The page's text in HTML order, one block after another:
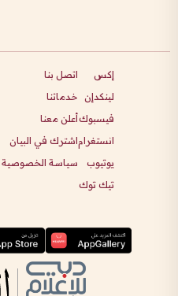
إكس
لينكدإن
فيسبوك
انستغرام
يوتيوب
تيك توك
اتصل بنا
خدماتنا
أعلن معنا
اشترك في البيان
سياسة الخصوصية